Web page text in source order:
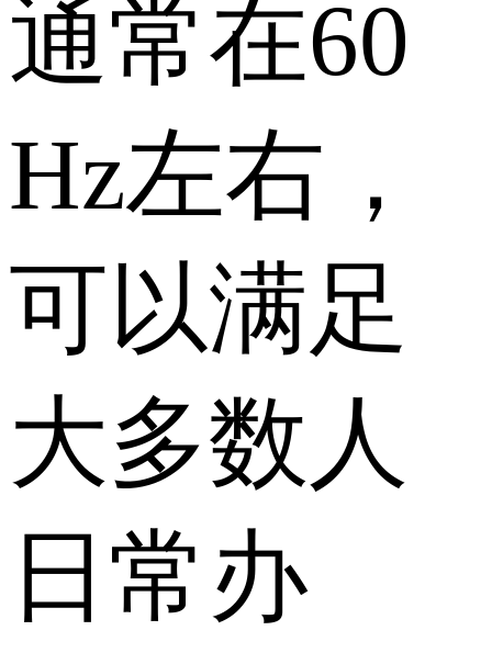
通常在60
Hz左右，
可以满足
大多数人
日常办